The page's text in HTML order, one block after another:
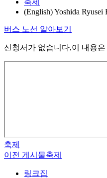
(English) Yoshida Ryusei
버스 노선 알아보기
신청서가 없습니다,이 내용
축제
이전 게시물축제
링크집